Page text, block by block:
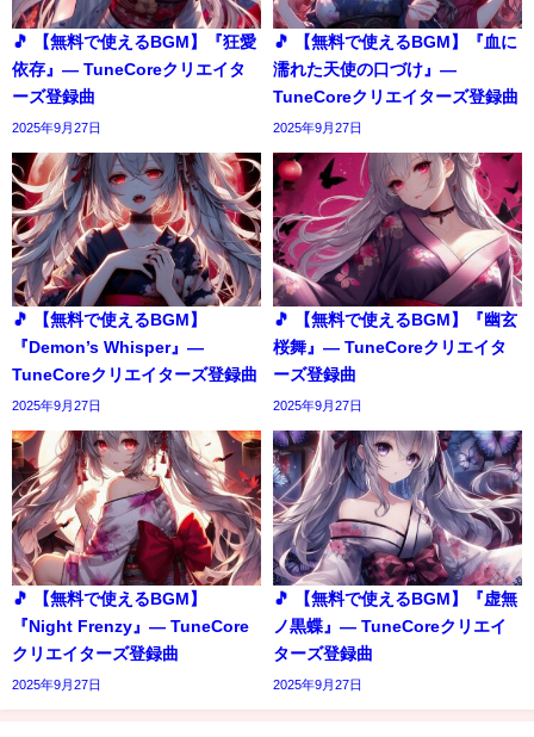
🎵 【無料で使えるBGM】『狂愛
依存』― TuneCoreクリエイタ
ーズ登録曲
2025年9月27日
🎵 【無料で使えるBGM】『血に
濡れた天使の口づけ』―
TuneCoreクリエイターズ登録曲
2025年9月27日
🎵 【無料で使えるBGM】
『Demon’s Whisper』―
TuneCoreクリエイターズ登録曲
2025年9月27日
🎵 【無料で使えるBGM】『幽玄
桜舞』― TuneCoreクリエイタ
ーズ登録曲
2025年9月27日
🎵 【無料で使えるBGM】
『Night Frenzy』― TuneCore
クリエイターズ登録曲
2025年9月27日
🎵 【無料で使えるBGM】『虚無
ノ黒蝶』― TuneCoreクリエイ
ターズ登録曲
2025年9月27日